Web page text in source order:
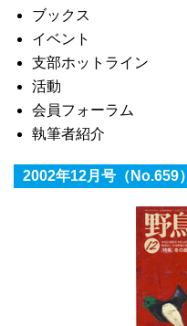
ブックス
イベント
支部ホットライン
活動
会員フォーラム
執筆者紹介
2002年12月号（No.659）